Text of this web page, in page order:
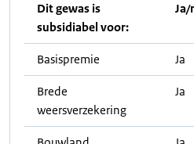
Dit gewas is
subsidiabel voor:
Ja/
Basispremie Ja
Brede
weersverzekering
Ja